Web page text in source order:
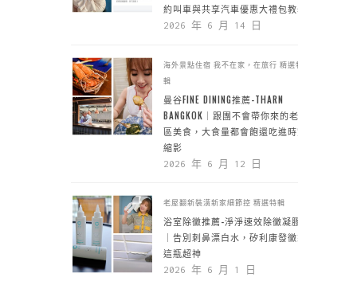
約叫車與共享汽車優惠大禮包教學
2026 年 6 月 14 日
海外景點住宿 我不在家，在旅行 精選特
輯
曼谷FINE DINING推薦-THARN
BANGKOK｜跟團不會帶你來的老城
區美食，大食量都會飽還吃進時空
縮影
2026 年 6 月 12 日
老屋翻新裝潢新家細節控 精選特輯
浴室除黴推薦-淨淨速效除黴凝膠
｜告別刺鼻漂白水，矽利康發黴靠
這瓶超神
2026 年 6 月 1 日